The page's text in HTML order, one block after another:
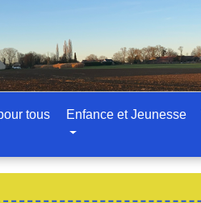
tous Enfance et Jeunesse